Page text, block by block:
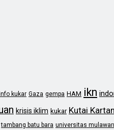
kukar Gaza gempa HAM ikn
krisis iklim kukar Kutai
tambang batu bara universitas